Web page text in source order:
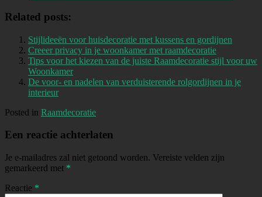
Related posts:
Stijlideeën voor huisdecoratie met kussens en gordijnen
Creeer privacy in je woonkamer met raamdecoratie
Tips voor het kiezen van de juiste Raamdecoratie stijl voor uw
Woonkamer
De voor- en nadelen van verduisterende rolgordijnen in je
interieur
Posted in Raamdecoratie
Een reactie achterlaten
Je e-mailadres zal niet getoond worden. Vereiste velden zijn
gemarkeerd met *
Reactie *